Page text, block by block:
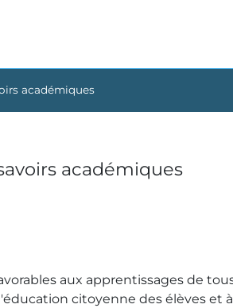
académiques
académiques
aux apprentissages de
citoyenne des élèves et